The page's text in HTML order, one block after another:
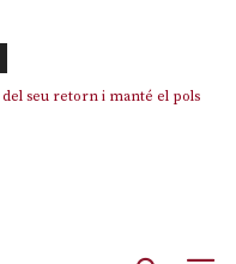
seu retorn i manté el pols
crida” massiu per la seva